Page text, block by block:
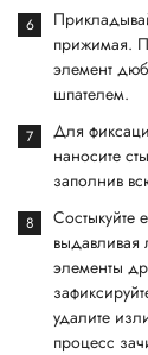
прижимая.
элемент
шпателем.
Для
наносите
заполнив
Состыкуйте
элементы
удалите
процесс